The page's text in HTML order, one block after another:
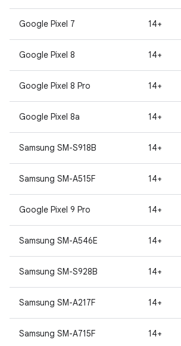
Google Pixel 7 14+
Google Pixel 8 14+
Google Pixel 8 Pro 14+
Google Pixel 8a 14+
Samsung SM-S918B 14+
Samsung SM-A515F 14+
Google Pixel 9 Pro 14+
Samsung SM-A546E 14+
Samsung SM-S928B 14+
Samsung SM-A217F 14+
Samsung SM-A715F 14+